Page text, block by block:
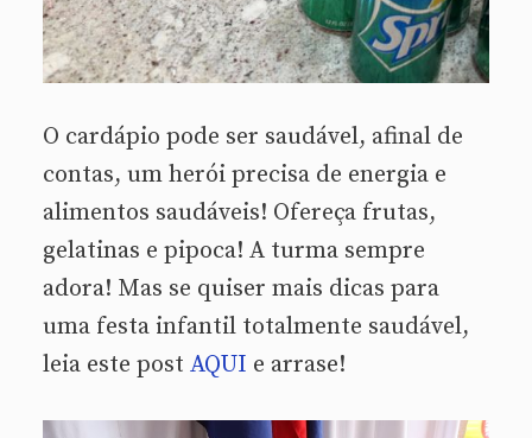
O cardápio pode ser saudável, afinal de
contas, um herói precisa de energia e
alimentos saudáveis! Ofereça frutas,
gelatinas e pipoca! A turma sempre
adora! Mas se quiser mais dicas para
uma festa infantil totalmente saudável,
leia este post AQUI e arrase!